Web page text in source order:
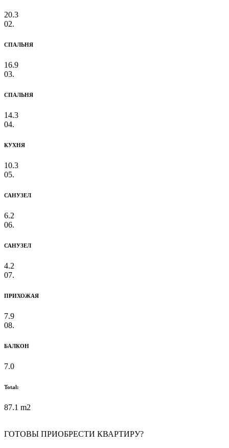
20.3
02.
СПАЛЬНЯ
16.9
03.
СПАЛЬНЯ
14.3
04.
КУХНЯ
10.3
05.
САНУЗЕЛ
6.2
06.
САНУЗЕЛ
4.2
07.
ПРИХОЖАЯ
7.9
08.
БАЛКОН
7.0
Total:
87.1 m2
ГОТОВЫ ПРИОБРЕСТИ КВАРТИРУ?